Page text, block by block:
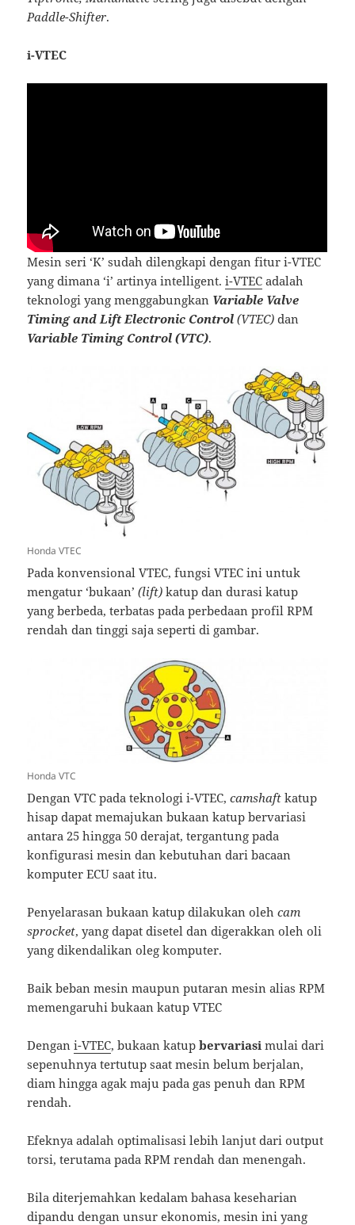
Paddle-Shifter.
i-VTEC
Mesin seri ‘K’ sudah dilengkapi dengan fitur i-VTEC
yang dimana ‘i’ artinya intelligent.i-VTEC adalah
teknologi yang menggabungkan Variable Valve
Timing and Lift Electronic Control (VTEC) dan
Variable Timing Control (VTC).
Honda VTEC
Pada konvensional VTEC, fungsi VTEC ini untuk
mengatur ‘bukaan’(lift) katup dan durasi katup
yang berbeda, terbatas pada perbedaan profil RPM
rendah dan tinggi saja seperti di gambar.
Honda VTC
Dengan VTC pada teknologi i-VTEC,camshaft katup
hisap dapat memajukan bukaan katup bervariasi
antara 25 hingga 50 derajat, tergantung pada
konfigurasi mesin dan kebutuhan dari bacaan
komputer ECU saat itu.
Penyelarasan bukaan katup dilakukan olehcam
sprocket, yang dapat disetel dan digerakkan oleh oli
yang dikendalikan oleg komputer.
Baik beban mesin maupun putaran mesin alias RPM
memengaruhi bukaan katup VTEC
Dengani-VTEC, bukaan katupbervariasi mulai dari
sepenuhnya tertutup saat mesin belum berjalan,
diam hingga agak maju pada gas penuh dan RPM
rendah.
Efeknya adalah optimalisasi lebih lanjut dari output
torsi, terutama pada RPM rendah dan menengah.
Bila diterjemahkan kedalam bahasa keseharian
dipandu dengan unsur ekonomis, mesin ini yang